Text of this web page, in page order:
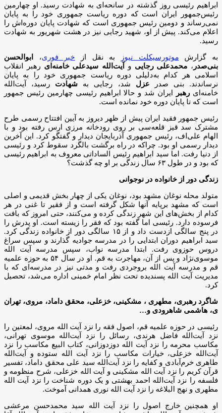
ابراهیم رئیسی روز گذشته در سانحه‌ای به شهادت رسید. او چهارمین
رئیس‌جمهور ایران است که دوره ریاست جمهوری خود را به پایان
نمی‌رساند و دومین رئیس جمهوری است که شهادت پایان دوره‌اش را
اعلام می‌کند. پیش از او، شهید رجایی نیز در هشت شهریور به شهادت
رسید.
به گزارش موتورسیکلت نیوز به نقل از خبر فوری،
ابوالحسن
بنی‌صدر ، محمدعلی رجایی و آیت‌الله سیدعلی خامنه‌ای رهبر انقلاب
اسلامی هر کدام به‌دلیلی دوره ریاست جمهوری خود را به پایان
نرساندند. بنی صدر عزل شد، رجایی به شهادت رسید، آیت‌الله
خامنه‌ای رهبر ایران شد و حالا ابراهیم رئیسی چهارمین رئیس جمهور
است که تا پایان دوره خود نمانده است.
رئیس جمهور فقید ایران پیش از ظهر دیروز به آیین افتتاح رسمی طرح
مشترک سد قیز قلعه‌سی بر روی رودخانه مرزی ارس رفته بود و با
الهام علی‌اف، رئیس جمهوری آذربایجان دیدار و گفتگو کرد. این آخرین
دیدار رسمی او بود. چراکه در راه برگشت بالگرد سقوط کرد و رئیسی
از دنیا رفت. اما سید ابراهیم رئیس الساداتی معروف به ابراهیم رئیسی
که بود و در طول ۶۳ سال زندگی بر او چه گذشت؟
زندگی دور از خانواده در نوجوانی
متولد محله نوغان مشهد بود، نوغان یکی از چهار بخش قدیمی و اصلی
است که مشهد برپایه آنها شکل گرفته است و از فقیر تا غنی در هر
کدام از بخش‌های این شهر زندگی کرده و می‌کنند، حتی امروز که بافت
فرسوده دارد. رئیسی اما گفته بود که فقر را زیسته است. او پدرش را
در پنج سالگی ازدست داد و از ۱۵ سالگی دور از خانواده زندگی کرد.
سید ابراهیم دوران ابتدایی را در مدرسه جوادیه گذارند و سپس سراغ
دروس حوزوی رفت. ابتدا مدرسه نواب، سپس مدرسه آیت الله
موسوی‌نژاد و پس از آن، مهاجرت به قم. او در سال ۵۴ به حوزه علمیه
قم و مدرسه آیت الله بروجردی رفت و مدتی نیز در مدرسه‌ای که با
مدیریت آیت الله پسندیده تحت نظر امام خمینی اداره می‌شد، تحصیل
کرد.
شاگرد رهبری، مطهری ، مشکینی، خزعلی، محقق داماد، مروی، تهران
ی، هاشمی شاهرودی و…
رئیسی در حوزه علمیه قم، اصول فقه را نزد آیت الله مروی، لمعتین را
نزد آیت‌الله فاضل هرندی، رسائل را نزد آیت‌الله موسوی تهرانی،
مکاسب محرمه را نزد آیت الله دوزدوزانی، کتاب البیع مکاسب را نزد
آیت‌الله خزعلی، خیارات مکاسب را نزد آیت الله ستوده و آیت‌الله
طاهری خرم‌آبادی و کفایه را نزد آیت‌الله سید علی محقق داماد، تفسیر
قرآن کریم را نزد آیت الله مشکینی و آیت الله خزعلی، شرح منظومه و
فلسفه را نزد آیت‌الله احمد بهشتی و یک دوره شناخت را نزد آیت الله
مطهری و نهج البلاغه را نزد آیت الله نوری همدانی آموخت.
او همچنین خارج اصول را نزد آیت ‌الله سید محمدحسن مرعشی